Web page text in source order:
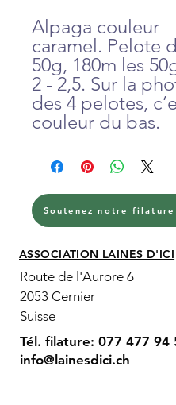
Alpaga couleur
caramel. Pelote
50g, 180m les
2 - 2,5. Sur la
des 4 pelotes,
couleur du bas.
Soutenez notre filature
ASSOCIATION LAINES D'ICI
Route de l'Aurore 6
2053 Cernier
Suisse
Tél. filature: 077 477 94
info@lainesdici.ch